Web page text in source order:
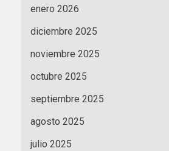
enero 2026
diciembre 2025
noviembre 2025
octubre 2025
septiembre 2025
agosto 2025
julio 2025